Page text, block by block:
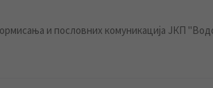
и пословних комуникација ЈКП